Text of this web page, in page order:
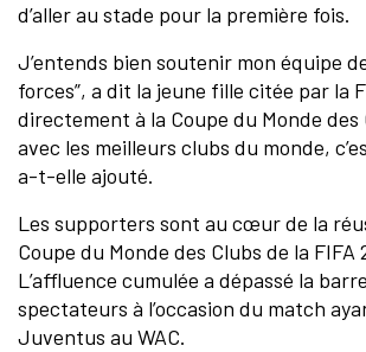
d’aller au stade pour la première fois.
J’entends bien soutenir mon équipe
forces”, a dit la jeune fille citée par la
directement à la Coupe du Monde des
avec les meilleurs clubs du monde,
a-t-elle ajouté.
Les supporters sont au cœur de la
Coupe du Monde des Clubs de la FIFA
L’affluence cumulée a dépassé la
spectateurs à l’occasion du match
Juventus au WAC.